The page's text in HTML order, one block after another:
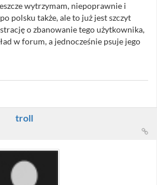
wytrzymam, niepoprawnie i
polsku także, ale to już jest szczyt
o zbanowanie tego użytkownika,
w forum, a jednocześnie psuje jego
troll